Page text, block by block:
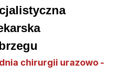
chirurgii urazowo -